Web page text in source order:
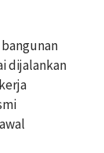
dijalankan